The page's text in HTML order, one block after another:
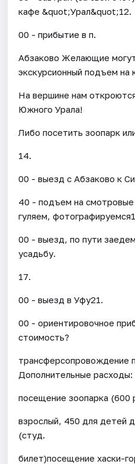
кафе &quot;Урал&quot;12.
00 - прибытие в п.
Абзаково Желающие
экскурсионный подъем на
На вершине нам
Южного Урала!
Либо посетить зоопарк
14.
00 - выезд с Абзаково к
40 - подъем на
гуляем,
00 - выезд, по пути
усадьбу.
17.
00 - выезд в Уфу21.
00 - ориентировочное
стоимость?
трансферсопровождение
Дополнительные
посещение зоопарка (600
взрослый, 450 для детей
(студ.
билет)посещение хаски-